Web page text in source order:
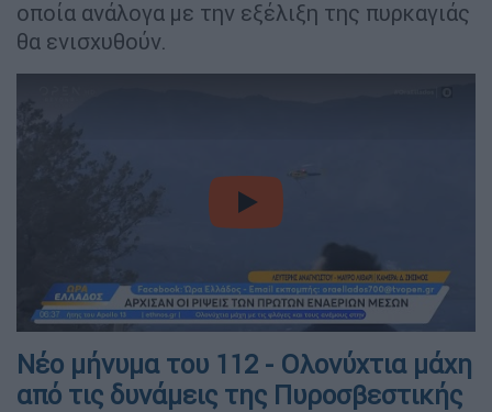
οποία ανάλογα με την εξέλιξη της πυρκαγιάς
θα ενισχυθούν.
video
Νέο μήνυμα του 112 - Ολονύχτια μάχη
από τις δυνάμεις της Πυροσβεστικής